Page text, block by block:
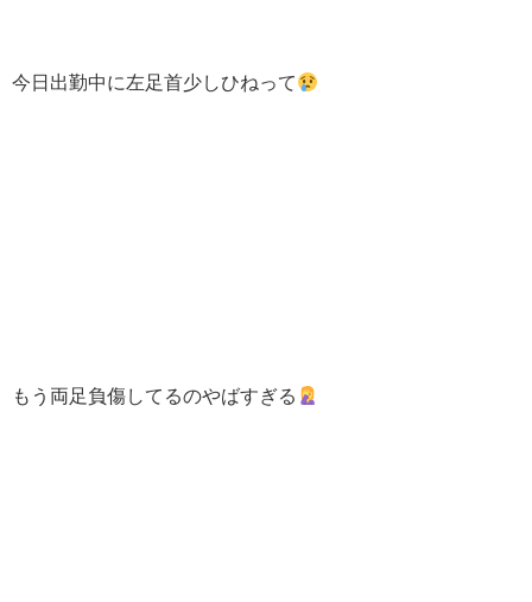
今日出勤中に左足首少しひねって
もう両足負傷してるのやばすぎる